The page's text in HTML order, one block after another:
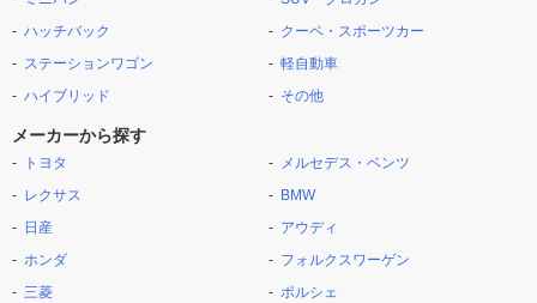
ハッチバック
ステーションワゴン
ハイブリッド
クーペ・スポーツカー
軽自動車
その他
メーカーから探す
トヨタ
レクサス
日産
ホンダ
三菱
メルセデス・ベンツ
BMW
アウディ
フォルクスワーゲン
ポルシェ